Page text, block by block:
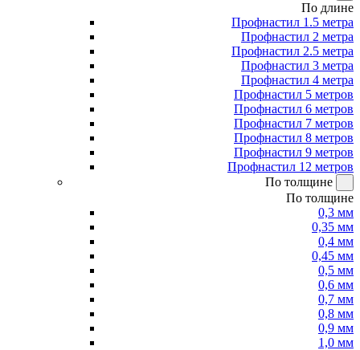
По длине
Профнастил 1.5 метра
Профнастил 2 метра
Профнастил 2.5 метра
Профнастил 3 метра
Профнастил 4 метра
Профнастил 5 метров
Профнастил 6 метров
Профнастил 7 метров
Профнастил 8 метров
Профнастил 9 метров
Профнастил 12 метров
По толщине
По толщине
0,3 мм
0,35 мм
0,4 мм
0,45 мм
0,5 мм
0,6 мм
0,7 мм
0,8 мм
0,9 мм
1,0 мм